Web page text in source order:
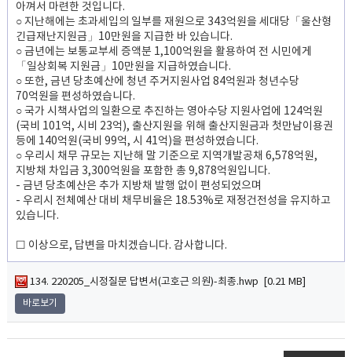
아껴서 마련한 것입니다.
○ 지난해에는 초과세입의 일부를 재원으로 343억원을 세대당「울산형
긴급재난지원금」10만원을 지급한 바 있습니다.
○ 금년에는 보통교부세 증액분 1,100억원을 활용하여 전 시민에게
「일상회복 지원금」10만원을 지급하였습니다.
○ 또한, 금년 당초예산에 청년 주거지원사업 84억원과 청년수당
70억원을 편성하였습니다.
○ 국가 시책사업의 일환으로 추진하는 영아수당 지원사업에 124억원
(국비 101억, 시비 23억), 출산지원을 위해 출산지원금과 첫만남이용권
등에 140억원(국비 99억, 시 41억)을 편성하였습니다.
○ 우리시 채무 규모는 지난해 말 기준으로 지역개발공채 6,578억원,
지방채 차입금 3,300억원을 포함한 총 9,878억원입니다.
- 금년 당초예산은 추가 지방채 발행 없이 편성되었으며
- 우리시 전체예산 대비 채무비율은 18.53%로 재정건전성을 유지하고
있습니다.
☐ 이상으로, 답변을 마치겠습니다. 감사합니다.
134. 220205_시정질문 답변서(고호근 의원)-최종.hwp [0.21 MB]
바로보기